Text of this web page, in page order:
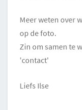
Meer weten over
op de foto.
Zin om samen te
'contact'
Liefs Ilse